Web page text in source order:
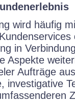
wird häufig
in
Aspekte
Aufträge
investigative